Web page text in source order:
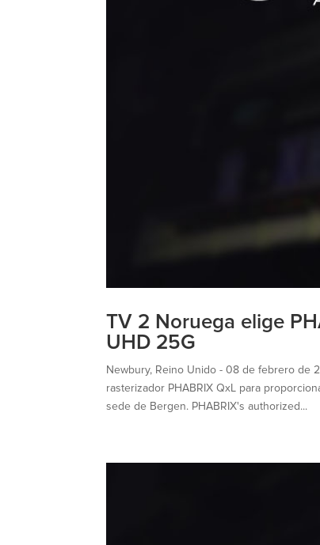
TV 2 Noruega elige
UHD 25G
Newbury, Reino Unido - 08 de febrero de
rasterizador PHABRIX QxL para
sede de Bergen. PHABRIX's authorized...